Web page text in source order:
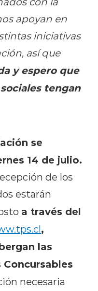
apoyan en
iniciativas
así que
y espero que
tengan
se
14 de julio.
de los
estarán
a través del
,
las
Concursables
necesaria